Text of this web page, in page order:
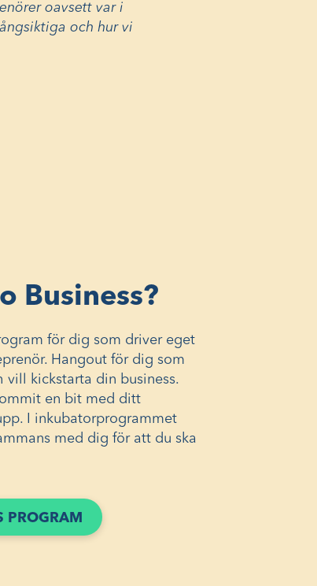
oavsett var i
och hur vi
Business?
för dig som driver eget
Hangout för dig som
vill kickstarta din business.
en bit med ditt
I inkubatorprogrammet
med dig för att du ska
PROGRAM